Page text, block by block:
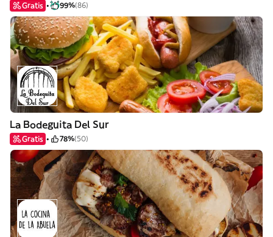
Gratis 99%(86)
La Bodeguita Del Sur
Gratis 78%(50)